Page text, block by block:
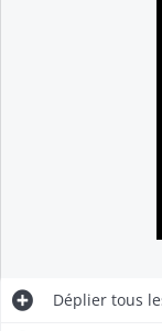
Déplier tous